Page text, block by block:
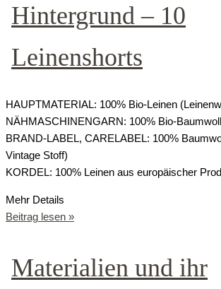
Hintergrund – 10
Leinenshorts
HAUPTMATERIAL: 100% Bio-Leinen
NÄHMASCHINENGARN: 100% Bio-
BRAND-LABEL, CARELABEL: 100%
Vintage Stoff)
KORDEL: 100% Leinen aus europäischer
Mehr Details
Beitrag lesen »
Materialien und ihr